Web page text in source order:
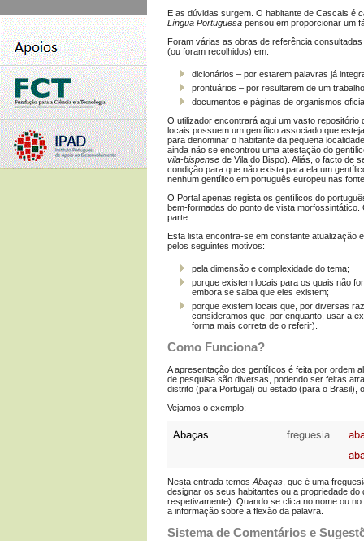
E as dúvidas surgem. O habitante de Cascais é
Língua Portuguesa pensou em proporcionar um
Foram várias as obras de referência
(ou foram recolhidos) em:
dicionários – por estarem palavras já
prontuários – por resultarem de um
documentos e páginas de organismos
O utilizador encontrará aqui um vasto
locais possuem um gentílico associado que
para denominar o habitante da pequena
ainda não se encontrou uma atestação do
vila-bispense de Vila do Bispo). Aliás, o facto de
condição para que não exista para ela um
nenhum gentílico em português europeu nas
O Portal apenas regista os gentílicos do
bem-formadas do ponto de vista
parte.
Esta lista encontra-se em constante atualização
pelos seguintes motivos:
pela dimensão e complexidade do tema;
porque existem locais para os quais não
embora se saiba que eles existem;
porque existem locais que, por diversas
consideramos que, por enquanto, usar a
forma mais correta de o referir).
Como Funciona?
A apresentação dos gentílicos é feita por ordem
de pesquisa são diversas, podendo ser feitas
distrito (para Portugal) ou estado (para o Brasil),
Vejamos o exemplo:
Nesta entrada temos Abaças , que é uma
designar os seus habitantes ou a propriedade
respetivamente). Quando se clica no nome ou
a informação sobre a flexão da palavra.
Sistema de Comentários e